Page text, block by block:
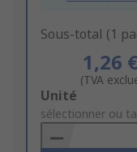
Sous-total (1
1,26 €
(TVA
Add
to
Basket
Unité
sélectionner ou